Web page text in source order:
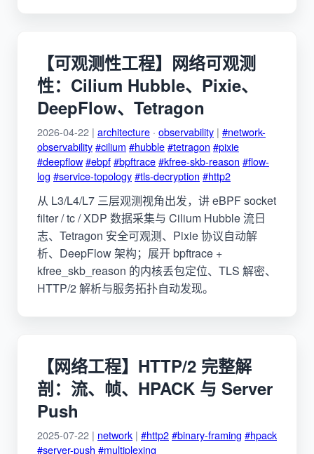
【可观测性工程】网络可观测
性：Cilium Hubble、Pixie、
DeepFlow、Tetragon
2026-04-22 | architecture · observability | #network-
observability#cilium #hubble#tetragon #pixie
#deepflow#ebpf#bpftrace#kfree-skb-reason #flow-
log #service-topology#tls-decryption #http2
从 L3/L4/L7 三层观测视角出发，讲 eBPF socket
filter / tc / XDP 数据采集与 Cilium Hubble 流日
志、Tetragon 安全可观测、Pixie 协议自动解
析、DeepFlow 架构；展开 bpftrace +
kfree_skb_reason 的内核丢包定位、TLS 解密、
HTTP/2 解析与服务拓扑自动发现。
【网络工程】HTTP/2 完整解
剖：流、帧、HPACK 与 Server
Push
2025-07-22 | network | #http2#binary-framing #hpack
#server-push #multiplexing